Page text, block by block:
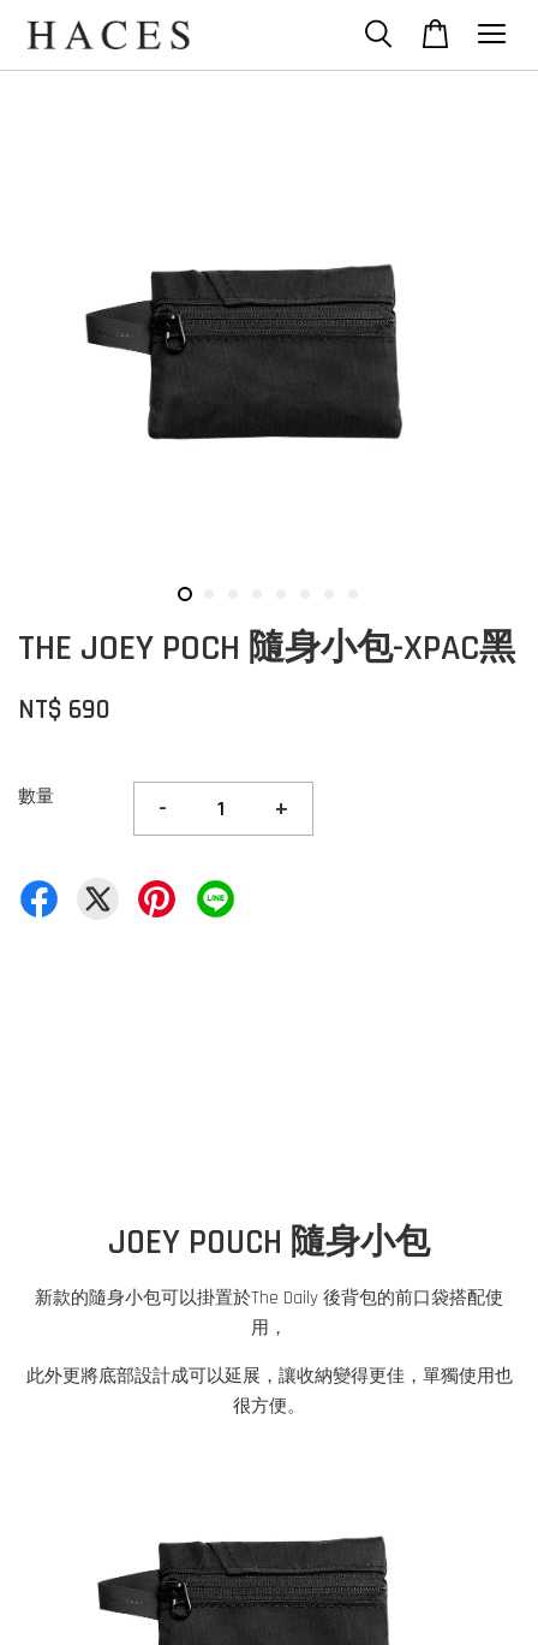
THE JOEY POCH 隨身小包-XPAC黑
NT$ 690
數量 - +
JOEY POUCH 隨身小包
新款的隨身小包可以掛置於The Daily 後背包的前口袋搭配使
用，
此外更將底部設計成可以延展，讓收納變得更佳，單獨使用也
很方便。